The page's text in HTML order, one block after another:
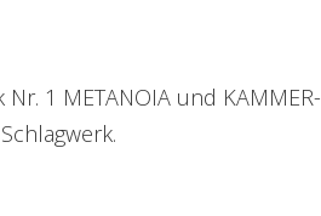
1 METANOIA und KAMMER-